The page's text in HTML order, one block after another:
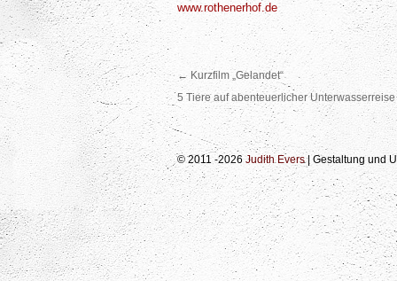
www.rothenerhof.de
← Kurzfilm „Gelandet“
5 Tiere auf abenteuerlicher Unterwasserreise
© 2011 -2026 Judith Evers| Gestaltung und